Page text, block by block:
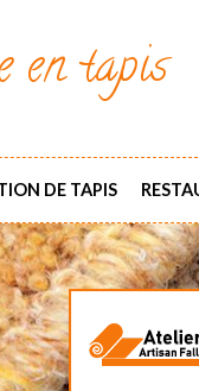
en tapis
DE TAPIS